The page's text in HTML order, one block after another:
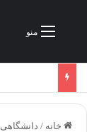
منو
خانه / دانشگاهی